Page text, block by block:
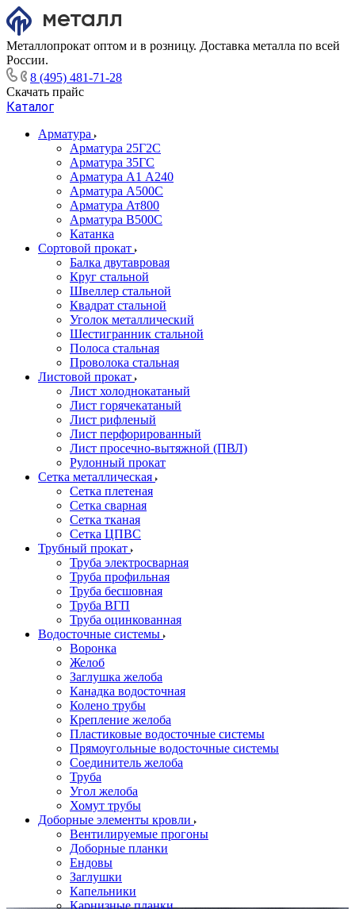
Металлопрокат оптом и в розницу. Доставка металла по всей
России.
8 (495) 481-71-28
Скачать прайс
Каталог
Арматура
Арматура 25Г2С
Арматура 35ГС
Арматура А1 А240
Арматура А500С
Арматура Ат800
Арматура В500С
Катанка
Сортовой прокат
Балка двутавровая
Круг стальной
Швеллер стальной
Квадрат стальной
Уголок металлический
Шестигранник стальной
Полоса стальная
Проволока стальная
Листовой прокат
Лист холоднокатаный
Лист горячекатаный
Лист рифленый
Лист перфорированный
Лист просечно-вытяжной (ПВЛ)
Рулонный прокат
Сетка металлическая
Сетка плетеная
Сетка сварная
Сетка тканая
Сетка ЦПВС
Трубный прокат
Труба электросварная
Труба профильная
Труба бесшовная
Труба ВГП
Труба оцинкованная
Водосточные системы
Воронка
Желоб
Заглушка желоба
Канадка водосточная
Колено трубы
Крепление желоба
Пластиковые водосточные системы
Прямоугольные водосточные системы
Соединитель желоба
Труба
Угол желоба
Хомут трубы
Доборные элементы кровли
Вентилируемые прогоны
Доборные планки
Ендовы
Заглушки
Капельники
Карнизные планки